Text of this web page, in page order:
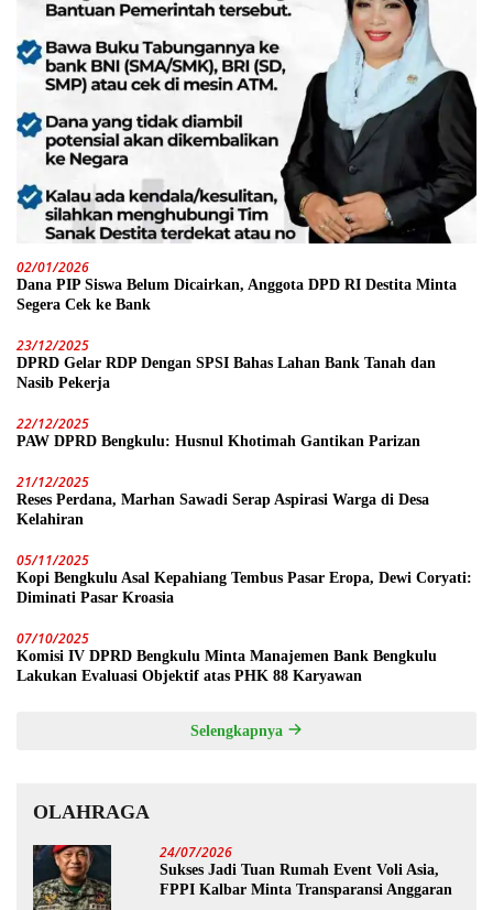
02/01/2026
Dana PIP Siswa Belum Dicairkan, Anggota DPD RI Destita Minta
Segera Cek ke Bank
23/12/2025
DPRD Gelar RDP Dengan SPSI Bahas Lahan Bank Tanah dan
Nasib Pekerja
22/12/2025
PAW DPRD Bengkulu: Husnul Khotimah Gantikan Parizan
21/12/2025
Reses Perdana, Marhan Sawadi Serap Aspirasi Warga di Desa
Kelahiran
05/11/2025
Kopi Bengkulu Asal Kepahiang Tembus Pasar Eropa, Dewi Coryati:
Diminati Pasar Kroasia
07/10/2025
Komisi IV DPRD Bengkulu Minta Manajemen Bank Bengkulu
Lakukan Evaluasi Objektif atas PHK 88 Karyawan
Selengkapnya
OLAHRAGA
24/07/2026
Sukses Jadi Tuan Rumah Event Voli Asia,
FPPI Kalbar Minta Transparansi Anggaran